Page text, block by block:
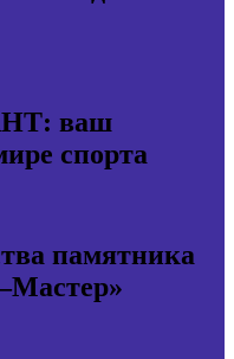
ваш
спорта
памятника